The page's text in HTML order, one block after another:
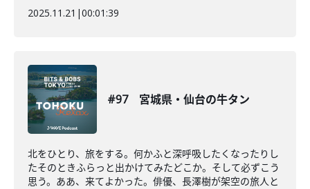
2025.11.21 |00:01:39
#97 宮城県・仙台の牛タン
北をひとり、旅をする。何かふと深呼吸したくなったりし
たそのときふらっと出かけてみたどこか。そして必ずこう
思う。ああ、来てよかった。俳優、長澤樹が架空の旅人と